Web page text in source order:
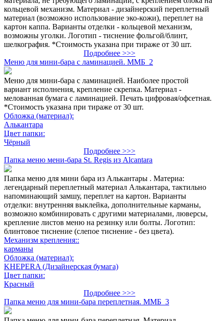
кольцевой механизм. Материал - дизайнерский переплетный
материал (возможно использование эко-кожи), переплет на
картон каппа. Варианты отделки - кольцевой механизм,
возможны уголки. Логотип - тиснение фольгой/блинт,
шелкография. *Стоимость указана при тираже от 30 шт.
Подробнее >>>
Меню для мини-бара с ламинацией. ММБ_2
Меню для мини-бара с ламинацией. Наиболее простой
вариант исполнения, крепление скрепка. Материал -
мелованная бумага с ламинацией. Печать цифровая/офсетная.
*Стоимость указана при тираже от 30 шт.
Обложка (материал):
Алькантара
Цвет папки:
Чёрный
Подробнее >>>
Папка меню мени-бара St. Regis из Alcantara
Папка меню для мини бара из Алькантары . Материа:
легендарный переплетный материал Алькантара, тактильно
напоминающий замшу, переплет на картон. Варианты
отделки: внутренняя выклейка, дополнительные карманы,
возможно комбинировать с другими материалами, люверсы,
крепление листов меню на резинку или болты. Логотип:
блинтовое тиснение (слепое тиснение - без цвета).
Механизм крепления::
карманы
Обложка (материал):
KHEPERA (Дизайнерская бумага)
Цвет папки:
Красный
Подробнее >>>
Папка меню для мини-бара переплетная. ММБ_3